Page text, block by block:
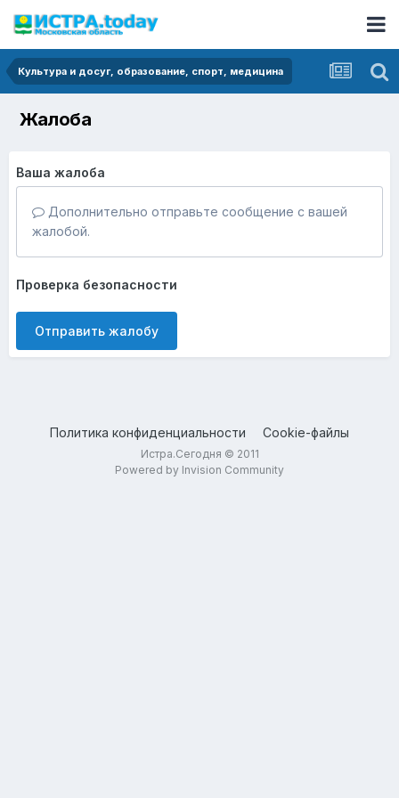
Культура и досуг, образование, спорт, медицина
Жалоба
Ваша жалоба
Дополнительно отправьте сообщение с вашей
жалобой.
Проверка безопасности
Отправить жалобу
Политика конфиденциальности Cookie-файлы
Истра.Сегодня © 2011
Powered by Invision Community